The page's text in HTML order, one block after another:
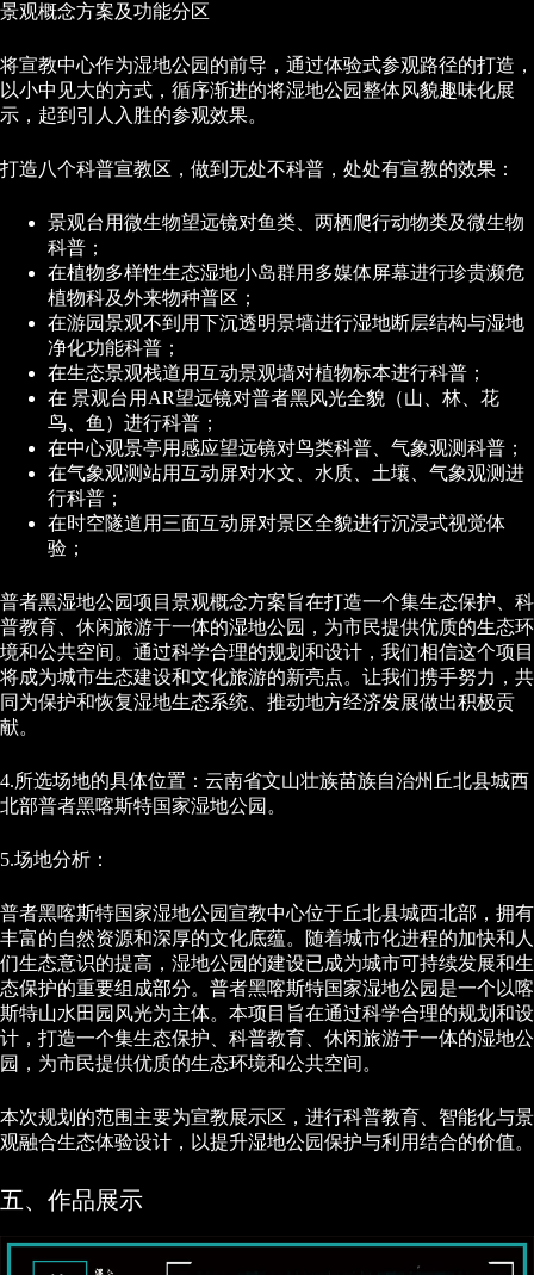
景观概念方案及功能分区
将宣教中心作为湿地公园的前导，通过体验式参观路径的打造，
以小中见大的方式，循序渐进的将湿地公园整体风貌趣味化展
示，起到引人入胜的参观效果。
打造八个科普宣教区，做到无处不科普，处处有宣教的效果：
景观台用微生物望远镜对鱼类、两栖爬行动物类及微生物
科普；
在植物多样性生态湿地小岛群用多媒体屏幕进行珍贵濒危
植物科及外来物种普区；
在游园景观不到用下沉透明景墙进行湿地断层结构与湿地
净化功能科普；
在生态景观栈道用互动景观墙对植物标本进行科普；
在 景观台用AR望远镜对普者黑风光全貌（山、林、花
鸟、鱼）进行科普；
在中心观景亭用感应望远镜对鸟类科普、气象观测科普；
在气象观测站用互动屏对水文、水质、土壤、气象观测进
行科普；
在时空隧道用三面互动屏对景区全貌进行沉浸式视觉体
验；
普者黑湿地公园项目景观概念方案旨在打造一个集生态保护、科
普教育、休闲旅游于一体的湿地公园，为市民提供优质的生态环
境和公共空间。通过科学合理的规划和设计，我们相信这个项目
将成为城市生态建设和文化旅游的新亮点。让我们携手努力，共
同为保护和恢复湿地生态系统、推动地方经济发展做出积极贡
献。
4.所选场地的具体位置：云南省文山壮族苗族自治州丘北县城西
北部普者黑喀斯特国家湿地公园。
5.场地分析：
普者黑喀斯特国家湿地公园宣教中心位于丘北县城西北部，拥有
丰富的自然资源和深厚的文化底蕴。随着城市化进程的加快和人
们生态意识的提高，湿地公园的建设已成为城市可持续发展和生
态保护的重要组成部分。普者黑喀斯特国家湿地公园是一个以喀
斯特山水田园风光为主体。本项目旨在通过科学合理的规划和设
计，打造一个集生态保护、科普教育、休闲旅游于一体的湿地公
园，为市民提供优质的生态环境和公共空间。
本次规划的范围主要为宣教展示区，进行科普教育、智能化与景
观融合生态体验设计，以提升湿地公园保护与利用结合的价值。
五、作品展示